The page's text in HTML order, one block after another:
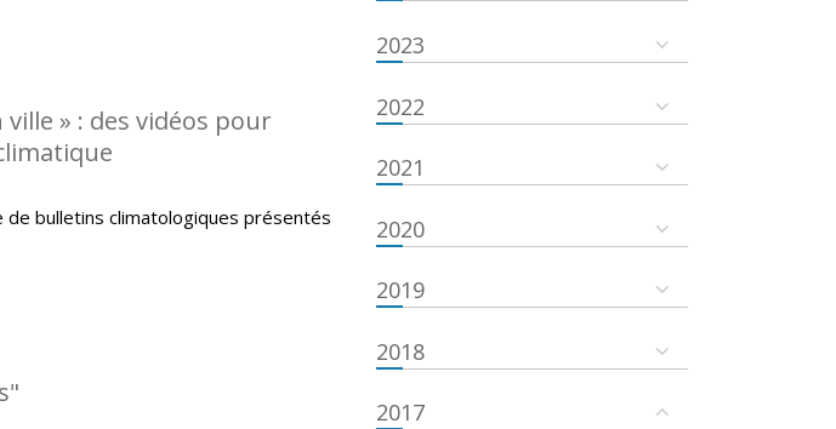
ville » : des vidéos pour
de bulletins climatologiques présentés
2023
2022
2021
2020
2019
2018
2017